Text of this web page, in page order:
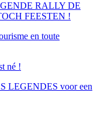
RALLY DE
FEESTEN !
en toute
né !
LEGENDES voor een